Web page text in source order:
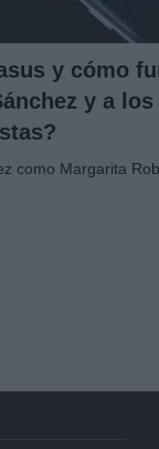
y cómo
y a los
como Margarita